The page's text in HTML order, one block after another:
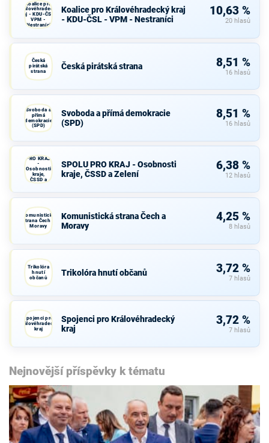
Koalice pro
Královéhradecký
kraj - KDU-ČSL -
VPM -
Nestraníci
Koalice pro Královéhradecký kraj
- KDU-ČSL - VPM - Nestraníci
10,63 %
20 hlasů
Česká
pirátská
strana
Česká pirátská strana 8,51 %
16 hlasů
Svoboda a
přímá
demokracie
(SPD)
Svoboda a přímá demokracie
(SPD)
8,51 %
16 hlasů
PRO KRAJ
-
Osobnosti
kraje,
ČSSD a
Zelení
SPOLU PRO KRAJ - Osobnosti
kraje, ČSSD a Zelení
6,38 %
12 hlasů
Komunistická
strana Čech a
Moravy
Komunistická strana Čech a
Moravy
4,25 %
8 hlasů
Trikolóra
hnutí
občanů
Trikolóra hnutí občanů 3,72 %
7 hlasů
Spojenci pro
Královéhradecký
kraj
Spojenci pro Královéhradecký
kraj
3,72 %
7 hlasů
Nejnovější příspěvky k tématu